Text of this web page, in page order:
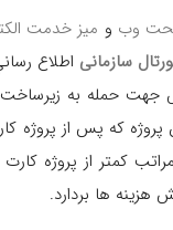
وب و میز خدمت
سازمانی اطلاع
حمله به
كه پس از
كمتر از پروژه
هزينه ها بردارد.